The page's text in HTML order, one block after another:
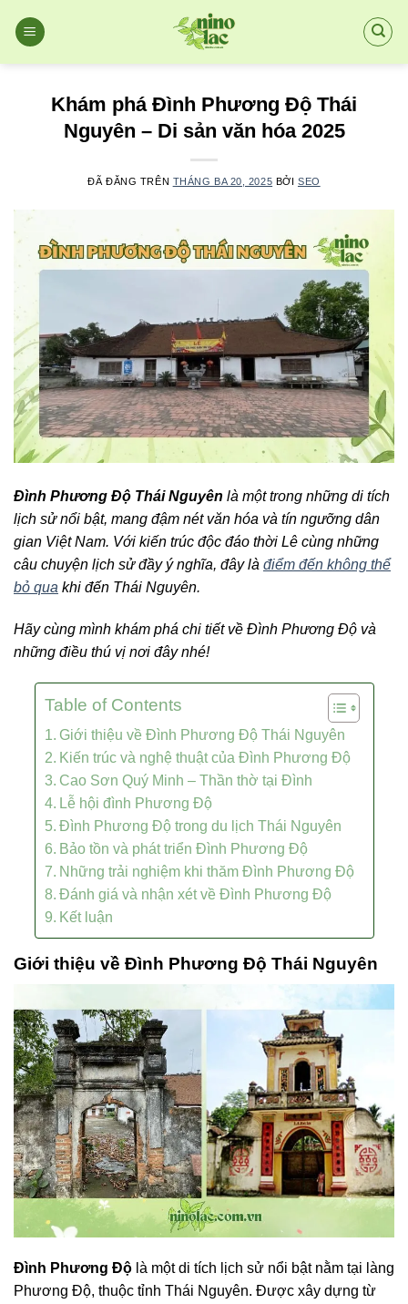
đến
Khám phá Đình Phương Độ Thái
Nguyên – Di sản văn hóa 2025
ĐÃ ĐĂNG TRÊN THÁNG BA 20, 2025 BỞI SEO
Đình Phương Độ Thái Nguyên là một trong những di tích
lịch sử nổi bật, mang đậm nét văn hóa và tín ngưỡng dân
gian Việt Nam. Với kiến trúc độc đáo thời Lê cùng những
câu chuyện lịch sử đầy ý nghĩa, đây là điểm đến không thể
bỏ qua khi đến Thái Nguyên.
Hãy cùng mình khám phá chi tiết về Đình Phương Độ và
những điều thú vị nơi đây nhé!
Table of Contents
Giới thiệu về Đình Phương Độ Thái Nguyên
Kiến trúc và nghệ thuật của Đình Phương Độ
Cao Sơn Quý Minh – Thần thờ tại Đình
Lễ hội đình Phương Độ
Đình Phương Độ trong du lịch Thái Nguyên
Bảo tồn và phát triển Đình Phương Độ
Những trải nghiệm khi thăm Đình Phương Độ
Đánh giá và nhận xét về Đình Phương Độ
Kết luận
Giới thiệu về Đình Phương Độ Thái Nguyên
Đình Phương Độ là một di tích lịch sử nổi bật nằm tại làng
Phương Độ, thuộc tỉnh Thái Nguyên. Được xây dựng từ